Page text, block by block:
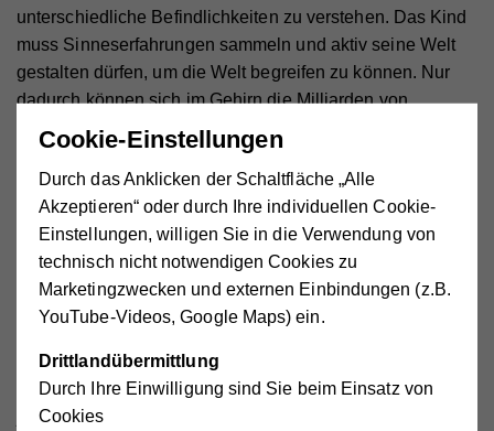
unterschiedliche Befindlichkeiten zu verstehen. Das Kind
muss Sinneserfahrungen sammeln und aktiv seine Welt
gestalten dürfen, um die Welt begreifen zu können. Nur
dadurch können sich im Gehirn die Milliarden von
Nervenzellen verbinden und lebenslanges Lernen
Mein Kind spricht mit zwei Jahren
schon Englisch
ihr 2-jähriges Kind schon die englischen Wörter über das
Tablet gelernt hat. Diese englischen „Worthülsen“ werden
jedoch leer bleiben und wieder in Vergessenheit geraten.
Cookie-Einstellungen
Durch das Anklicken der Schaltfläche „Alle
Akzeptieren“ oder durch Ihre individuellen Cookie-
Einstellungen, willigen Sie in die Verwendung von
technisch nicht notwendigen Cookies zu
Marketingzwecken und externen Einbindungen (z.B.
YouTube-Videos, Google Maps) ein.
Drittlandübermittlung
Durch Ihre Einwilligung sind Sie beim Einsatz von
Cookies